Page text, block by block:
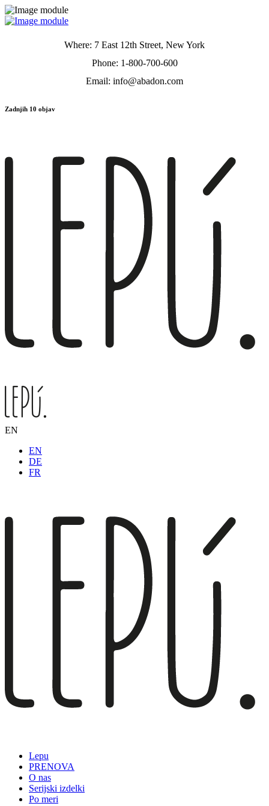
Where: 7 East 12th Street, New York
Phone: 1-800-700-600
Email: info@abadon.com
Zadnjih 10 objav
EN
EN
DE
FR
Lepu
PRENOVA
O nas
Serijski izdelki
Po meri